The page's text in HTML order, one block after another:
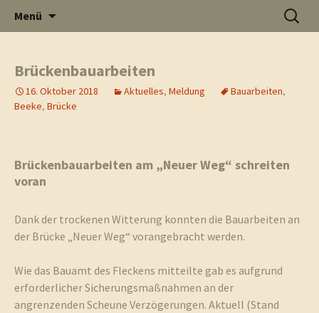
Thüste im
Internet
und
Menü
Suchen
nach:
Brückenbauarbeiten
16. Oktober 2018 Aktuelles, Meldung Bauarbeiten,
Beeke, Brücke
Brückenbauarbeiten am „Neuer Weg“ schreiten
voran
Dank der trockenen Witterung konnten die Bauarbeiten an
der Brücke „Neuer Weg“ vorangebracht werden.
Wie das Bauamt des Fleckens mitteilte gab es aufgrund
erforderlicher Sicherungsmaßnahmen an der
angrenzenden Scheune Verzögerungen. Aktuell (Stand